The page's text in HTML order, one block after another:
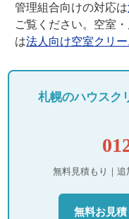
管理組合向けの対応は
ご覧ください。空室
は法人向け空室クリ
札幌のハウスク
無料見積もり｜
無料お見積